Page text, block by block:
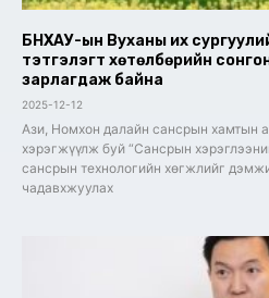
БНХАУ-ын Вуханы их
тэтгэлэгт хөтөлбөрийн
зарлагдаж байна
2025-12-12
Ази, Номхон далайн сансрын хамтын
хэрэгжүүлж буй “Сансрын
сансрын технологийн хөгжлийг
чадавхжуулах